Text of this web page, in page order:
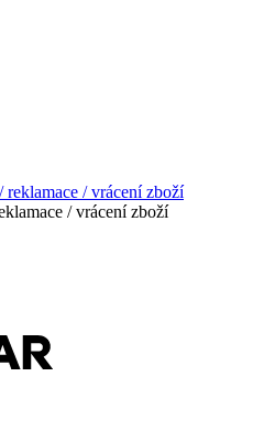
/ vrácení zboží
/ vrácení zboží